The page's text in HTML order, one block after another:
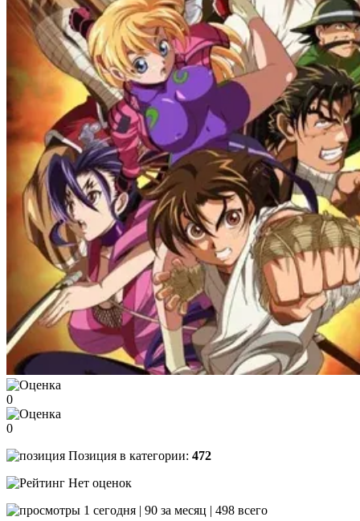
0
0
Позиция в категории: 472
Нет оценок
1 сегодня | 90 за месяц | 498 всего